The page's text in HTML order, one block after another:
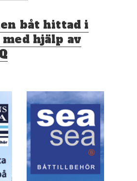
båt hittad i
hjälp av